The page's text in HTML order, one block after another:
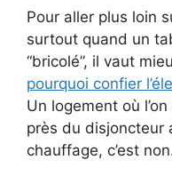
Pour aller plus loin
surtout quand un
“bricolé”, il vaut
pourquoi confier
Un logement où
près du disjoncteur
chauffage, c’est